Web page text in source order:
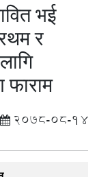
भई
र
फाराम
2078-08-14